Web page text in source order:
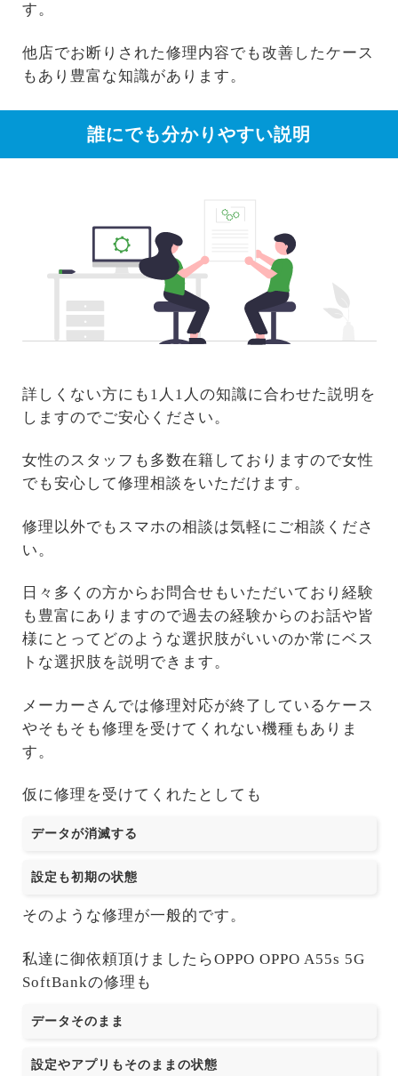
す。
他店でお断りされた修理内容でも改善したケース
もあり豊富な知識があります。
誰にでも分かりやすい説明
詳しくない方にも1人1人の知識に合わせた説明を
しますのでご安心ください。
女性のスタッフも多数在籍しておりますので女性
でも安心して修理相談をいただけます。
修理以外でもスマホの相談は気軽にご相談くださ
い。
日々多くの方からお問合せもいただいており経験
も豊富にありますので過去の経験からのお話や皆
様にとってどのような選択肢がいいのか常にベス
トな選択肢を説明できます。
メーカーさんでは修理対応が終了しているケース
やそもそも修理を受けてくれない機種もありま
す。
仮に修理を受けてくれたとしても
データが消滅する
設定も初期の状態
そのような修理が一般的です。
私達に御依頼頂けましたらOPPO OPPO A55s 5G
SoftBankの修理も
データそのまま
設定やアプリもそのままの状態